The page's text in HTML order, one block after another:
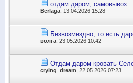
отдам даром, самовывоз
Berlaga , 13.04.2026 15:28
Безвозмездно, то есть
волга , 23.05.2026 10:42
Отдам даром кровать
crying_dream , 22.05.2026 07:23